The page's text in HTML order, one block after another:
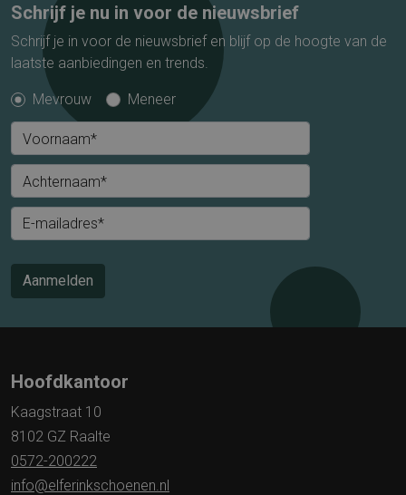
Schrijf je nu in voor de nieuwsbrief
Schrijf je in voor de nieuwsbrief en blijf op de hoogte van de
laatste aanbiedingen en trends.
Mevrouw Meneer
Voornaam*
Achternaam*
E-mailadres*
Aanmelden
Hoofdkantoor
Kaagstraat 10
8102 GZ Raalte
0572-200222
info@elferinkschoenen.nl